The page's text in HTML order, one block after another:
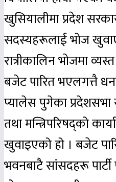
खुसियालीमा प्रदेश
सदस्यहरूलाई भोज
रात्रीकालिन भाेजमा
बजेट पारित भएलगत्तै
प्यालेस पुगेका
तथा मन्त्रिपरिषद्को
खुवाइएको हो । बजेट
भवनबाटै सांसदहरू